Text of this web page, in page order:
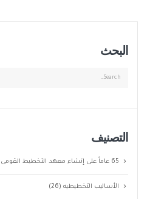
البحث
التصنيف
65 عاماً على إنشاء معهد التخطيط القومى
الأساليب التخطيطيه(26)